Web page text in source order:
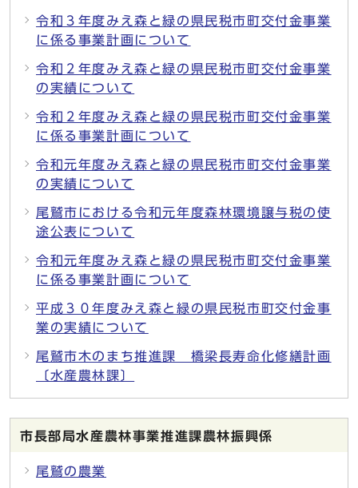
令和３年度みえ森と緑の県民税市町交付金事業
に係る事業計画について
令和２年度みえ森と緑の県民税市町交付金事業
の実績について
令和２年度みえ森と緑の県民税市町交付金事業
に係る事業計画について
令和元年度みえ森と緑の県民税市町交付金事業
の実績について
尾鷲市における令和元年度森林環境譲与税の使
途公表について
令和元年度みえ森と緑の県民税市町交付金事業
に係る事業計画について
平成３０年度みえ森と緑の県民税市町交付金事
業の実績について
尾鷲市木のまち推進課 橋梁長寿命化修繕計画
〔水産農林課〕
市長部局水産農林事業推進課農林振興係
尾鷲の農業